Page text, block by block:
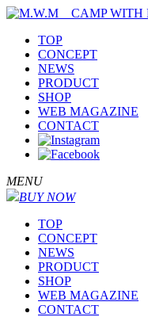
TOP
CONCEPT
NEWS
PRODUCT
SHOP
WEB MAGAZINE
CONTACT
MENU
BUY NOW
TOP
CONCEPT
NEWS
PRODUCT
SHOP
WEB MAGAZINE
CONTACT